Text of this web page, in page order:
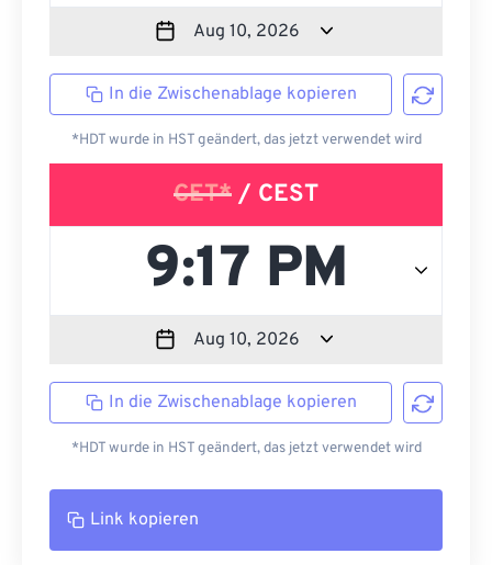
In die Zwischenablage kopieren
*HDT wurde in HST geändert, das jetzt verwendet wird
CET* / CEST
In die Zwischenablage kopieren
*HDT wurde in HST geändert, das jetzt verwendet wird
Link kopieren